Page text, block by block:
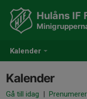
Kalender
Hulåns IF
Kalender
Gå till idag |